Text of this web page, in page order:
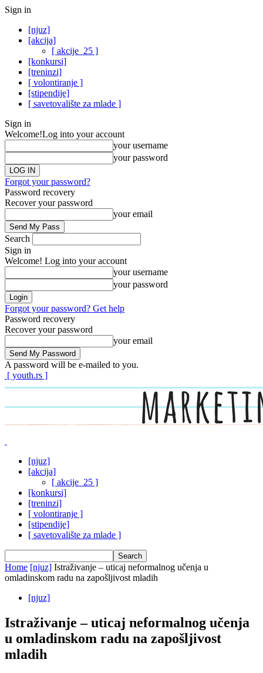
Sign in
[njuz]
[akcija]
[ akcije_25 ]
[konkursi]
[treninzi]
[ volontiranje ]
[stipendije]
[ savetovalište za mlade ]
Sign in
Welcome!Log into your account
your username
your password
Forgot your password?
Password recovery
Recover your password
your email
Search
Sign in
Welcome! Log into your account
your username
your password
Forgot your password? Get help
Password recovery
Recover your password
your email
A password will be e-mailed to you.
[ youth.rs ]
[njuz]
[akcija]
[ akcije_25 ]
[konkursi]
[treninzi]
[ volontiranje ]
[stipendije]
[ savetovalište za mlade ]
Home [njuz] Istraživanje – uticaj neformalnog učenja u
omladinskom radu na zapošljivost mladih
[njuz]
Istraživanje – uticaj neformalnog učenja
u omladinskom radu na zapošljivost
mladih